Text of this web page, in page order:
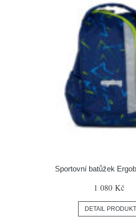
Sportovní batůžek
1 080 Kč
DETAIL